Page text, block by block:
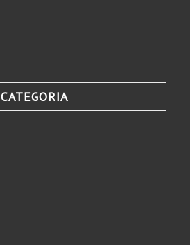
CATEGORIA